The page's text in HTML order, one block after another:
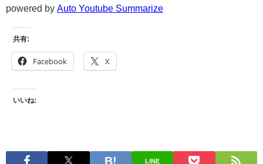
powered by Auto Youtube Summarize
共有:
Facebook X
いいね:
LINE